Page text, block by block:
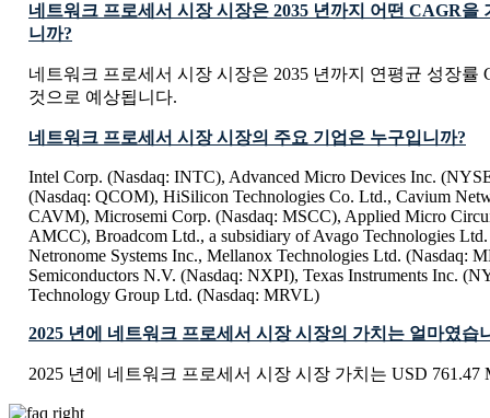
네트워크 프로세서 시장 시장은 2035 년까지 어떤 CAGR을
니까?
네트워크 프로세서 시장 시장은 2035 년까지 연평균 성장률
것으로 예상됩니다.
네트워크 프로세서 시장 시장의 주요 기업은 누구입니까?
Intel Corp. (Nasdaq: INTC), Advanced Micro Devices Inc.
(Nasdaq: QCOM), HiSilicon Technologies Co. Ltd., Cavium
CAVM), Microsemi Corp. (Nasdaq: MSCC), Applied Micro
AMCC), Broadcom Ltd., a subsidiary of Avago Technologies
Netronome Systems Inc., Mellanox Technologies Ltd. (Nasdaq:
Semiconductors N.V. (Nasdaq: NXPI), Texas Instruments Inc.
Technology Group Ltd. (Nasdaq: MRVL)
2025 년에 네트워크 프로세서 시장 시장의 가치는 얼마였습
2025 년에 네트워크 프로세서 시장 시장 가치는 USD 761.47